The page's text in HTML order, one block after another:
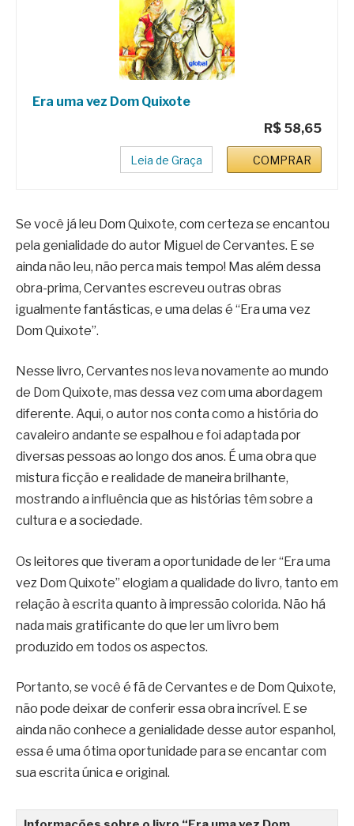
Era uma vez Dom Quixote
R$ 58,65
Leia de Graça COMPRAR
Se você já leu Dom Quixote, com certeza se encantou
pela genialidade do autor Miguel de Cervantes. E se
ainda não leu, não perca mais tempo! Mas além dessa
obra-prima, Cervantes escreveu outras obras
igualmente fantásticas, e uma delas é “Era uma vez
Dom Quixote”.
Nesse livro, Cervantes nos leva novamente ao mundo
de Dom Quixote, mas dessa vez com uma abordagem
diferente. Aqui, o autor nos conta como a história do
cavaleiro andante se espalhou e foi adaptada por
diversas pessoas ao longo dos anos. É uma obra que
mistura ficção e realidade de maneira brilhante,
mostrando a influência que as histórias têm sobre a
cultura e a sociedade.
Os leitores que tiveram a oportunidade de ler “Era uma
vez Dom Quixote” elogiam a qualidade do livro, tanto em
relação à escrita quanto à impressão colorida. Não há
nada mais gratificante do que ler um livro bem
produzido em todos os aspectos.
Portanto, se você é fã de Cervantes e de Dom Quixote,
não pode deixar de conferir essa obra incrível. E se
ainda não conhece a genialidade desse autor espanhol,
essa é uma ótima oportunidade para se encantar com
sua escrita única e original.